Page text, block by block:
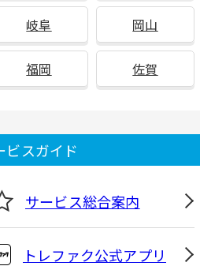
岐阜 岡山
福岡 佐賀
ビスガイド
サービス総合案内
トレファク公式アプリ